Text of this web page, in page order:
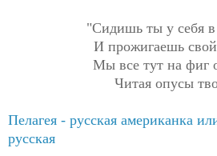
"Сидишь ты у себя
И прожигаешь свой
Мы все тут на фиг
Читая опусы
Пелагея - русская американка
русская